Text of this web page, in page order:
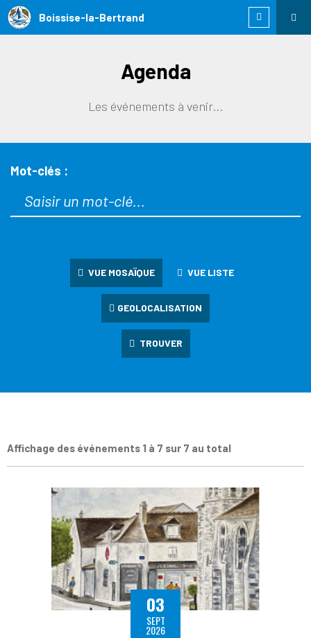
Boissise-la-Bertrand
Agenda
Les événements à venir...
Mot-clés :
VUE MOSAÏQUE VUE LISTE
GEOLOCALISATION
TROUVER
Affichage des événements 1 à 7 sur 7 au total
03
SEPT
2026